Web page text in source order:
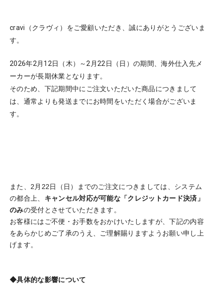
cravi（クラヴィ）をご愛顧いただき、誠にありがとうございま
す。
2026年2月12日（木）～2月22日（日）の期間、海外仕入先メ
ーカーが長期休業となります。
そのため、下記期間中にご注文いただいた商品につきまして
は、通常よりも発送までにお時間をいただく場合がございま
す。
また、2月22日（日）までのご注文につきましては、システム
の都合上、 キャンセル対応が可能な「クレジットカード決済」
のみの受付とさせていただきます。
お客様にはご不便・お手数をおかけいたしますが、下記の内容
をあらかじめご了承のうえ、ご理解賜りますようお願い申し上
げます。
◆具体的な影響について